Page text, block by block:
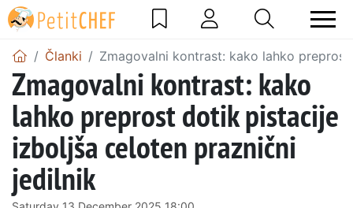
Članki Zmagovalni kontrast: kako lahko
Zmagovalni kontrast: kako
lahko preprost dotik pistacije
izboljša celoten praznični
jedilnik